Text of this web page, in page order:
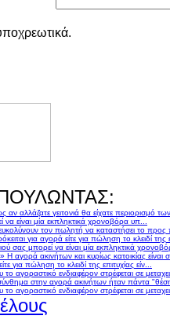
αν αλλάζατε γειτονιά θα είχατε περιορισμό
είναι μία εκπληκτικά χρονοβόρα υπ...
τον πωλητή να καταστήσει το
για αγορά είτε για πώληση το κλειδί της
σας μπορεί να είναι μία εκπληκτικά
» Η αγορά ακινήτων και κυρίως κατοικίας
για πώληση το κλειδί της επιτυχίας είν...
αγοραστικό ενδιαφέρον στρέφεται σε
στην αγορά ακινήτων ήταν πάντα
αγοραστικό ενδιαφέρον στρέφεται σε